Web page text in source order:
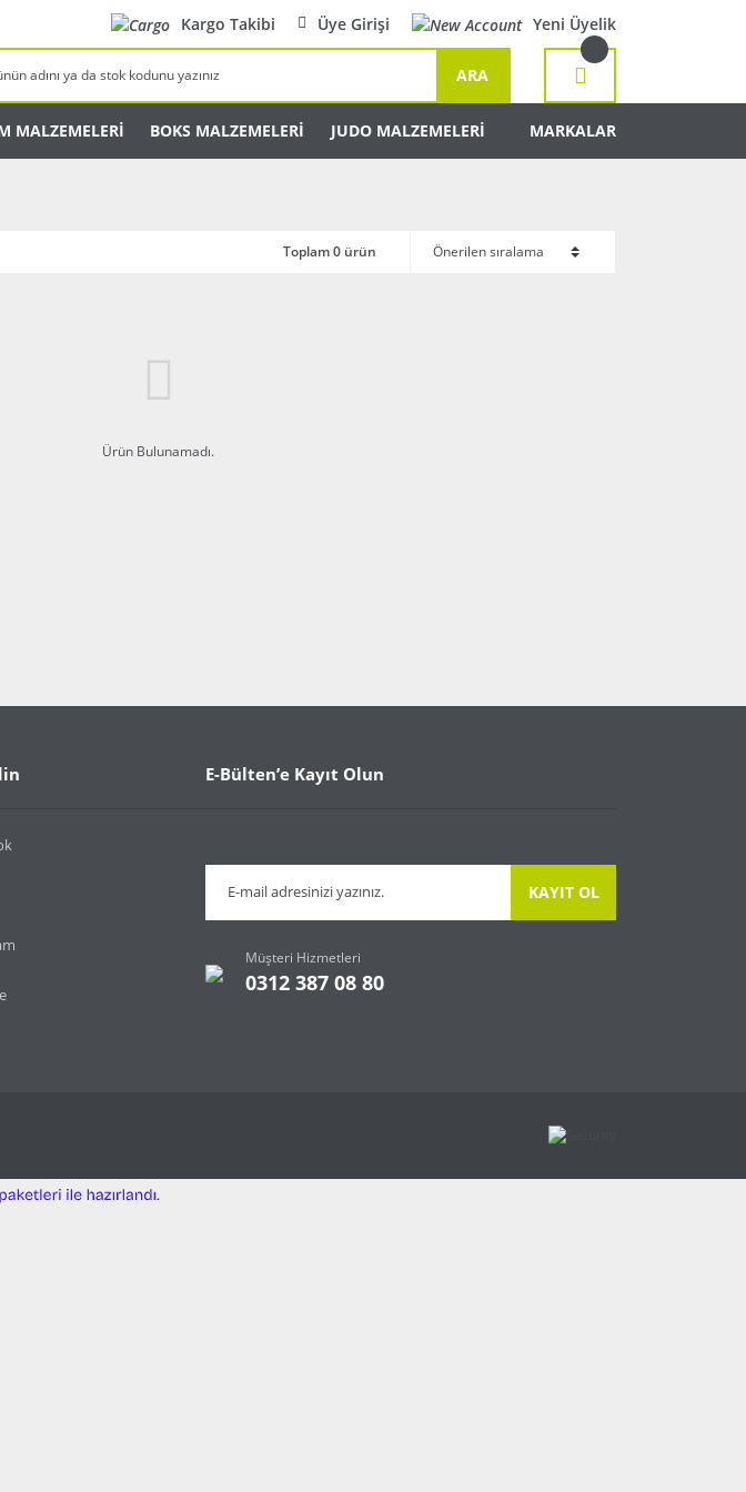
Kargo Takibi Üye Girişi Yeni Üyelik
ARA
MALZEMELERİ BOKS MALZEMELERİ JUDO MALZEMELERİ MARKALAR
Toplam 0 ürün
Ürün Bulunamadı.
E-Bülten’e Kayıt Olun
KAYIT OL
Müşteri Hizmetleri
0312 387 08 80
e-